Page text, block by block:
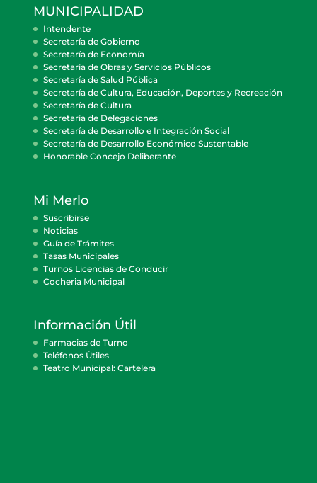
MUNICIPALIDAD
Intendente
Secretaría de Gobierno
Secretaría de Economía
Secretaría de Obras y Servicios Públicos
Secretaría de Salud Pública
Secretaría de Cultura, Educación, Deportes y Recreación
Secretaría de Cultura
Secretaría de Delegaciones
Secretaría de Desarrollo e Integración Social
Secretaría de Desarrollo Económico Sustentable
Honorable Concejo Deliberante
Mi Merlo
Suscribirse
Noticias
Guía de Trámites
Tasas Municipales
Turnos Licencias de Conducir
Cocheria Municipal
Información Útil
Farmacias de Turno
Teléfonos Útiles
Teatro Municipal: Cartelera